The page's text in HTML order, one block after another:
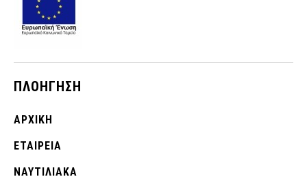
ΠΛΟΉΓΗΣΗ
ΑΡΧΙΚΉ
ΕΤΑΙΡΕΊΑ
ΝΑΥΤΙΛΙΑΚΑ